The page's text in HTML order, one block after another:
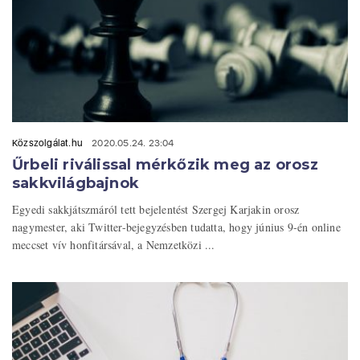
Közszolgálat.hu 2020.05.24. 23:04
Űrbeli riválissal mérkőzik meg az orosz
sakkvilágbajnok
Egyedi sakkjátszmáról tett bejelentést Szergej Karjakin orosz
nagymester, aki Twitter-bejegyzésben tudatta, hogy június 9-én online
meccset vív honfitársával, a Nemzetközi ...